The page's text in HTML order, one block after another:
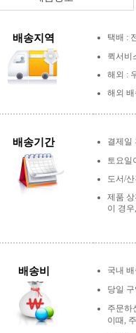
배송지역
택배 :
퀵서비
해외 :
해외
배송기간
결제일
토요일
도서/
제품
이 경
배송비
국내
당일
주문하
이때,